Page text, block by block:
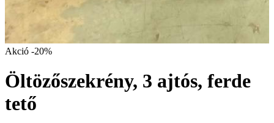
Akció -20%
Öltözőszekrény, 3 ajtós, ferde
tető